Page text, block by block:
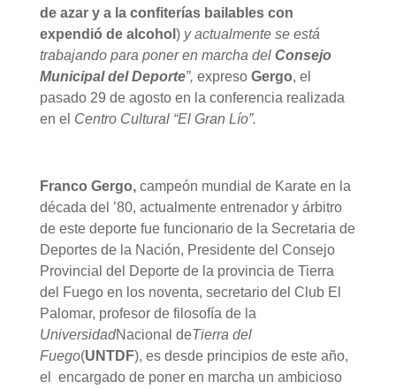
de azar y a la confiterías bailables con
expendió de alcohol )y actualmente se está
trabajando para poner en marcha del Consejo
Municipal del Deporte”, expreso Gergo, el
pasado 29 de agosto en la conferencia realizada
en el Centro Cultural “El Gran Lío”.
Franco Gergo,campeón mundial de Karate en la
década del ’80, actualmente entrenador y árbitro
de este deporte fue funcionario de la Secretaria de
Deportes de la Nación, Presidente del Consejo
Provincial del Deporte de la provincia de Tierra
del Fuego en los noventa, secretario del Club El
Palomar, profesor de filosofía de la
UniversidadNacional deTierra del
Fuego(UNTDF), es desde principios de este año,
el encargado de poner en marcha un ambicioso